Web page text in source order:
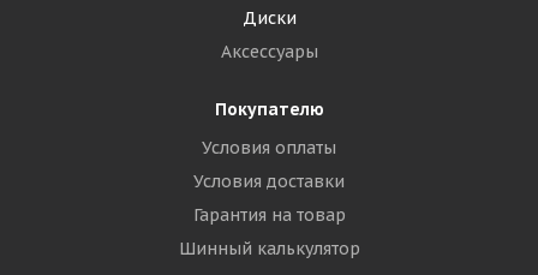
Диски
Аксессуары
Покупателю
Условия оплаты
Условия доставки
Гарантия на товар
Шинный калькулятор